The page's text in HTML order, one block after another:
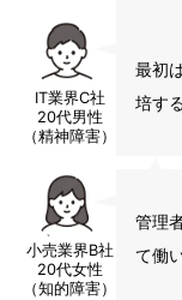
IT業界C社
20代男性
（精神障害）
最初
培す
小売業界B社
20代女性
（知的障害）
管理
て働